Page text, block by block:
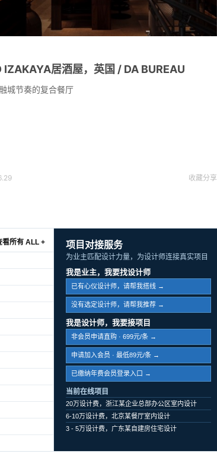
IZAKAYA居酒屋，英国 / DA BUREAU
城节奏的复合餐厅
收藏分享
看所有 ALL + 项目对接服务
为业主匹配设计力量，为设计师连接真实项目
我是业主，我要找设计师
已有心仪设计师，请帮我搭线 →
没有选定设计师，请帮我推荐 →
我是设计师，我要接项目
非会员申请直购 · 699元/条 →
申请加入会员 · 最低89元/条 →
已缴纳年费会员登录入口 →
当前在线项目
20万设计费，浙江某企业总部办公区室内设计
6-10万设计费，北京某餐厅室内设计
3 - 5万设计费，广东某自建房住宅设计